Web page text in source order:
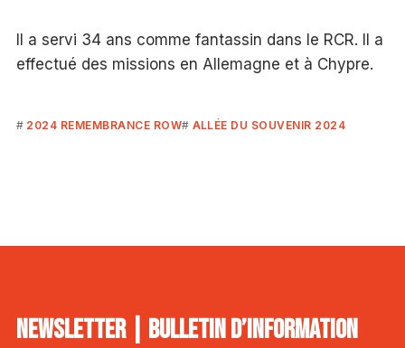
Il a servi 34 ans comme fantassin dans le RCR. Il a
effectué des missions en Allemagne et à Chypre.
2024 REMEMBRANCE ROW ALLÉE DU SOUVENIR 2024
NEWSLETTER | BULLETIN D’INFORMATION